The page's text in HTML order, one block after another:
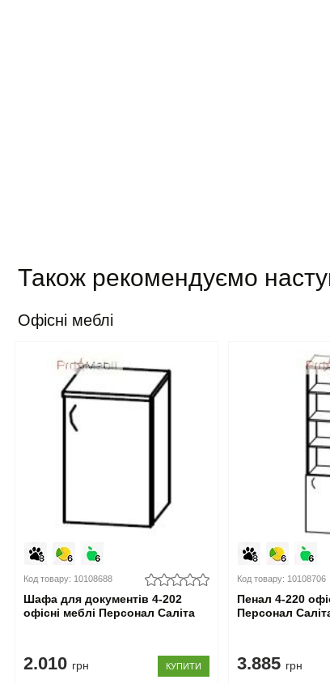
Також рекомендуємо
Офісні меблі
Код товару: 10108688
Шафа для документів 4-202
офісні меблі Персонал Саліта
2.010 грн КУПИТИ
Код товару: 10108706
Пенал 4-220
Персонал
3.885 грн